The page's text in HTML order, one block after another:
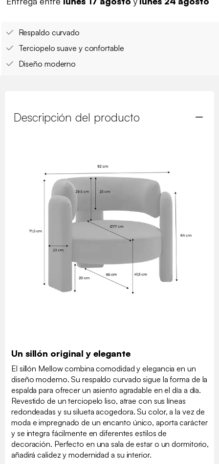
Respaldo curvado
Terciopelo suave y confortable
Diseño moderno
Descripción del producto
Un sillón original y elegante
El sillón Mellow combina comodidad y elegancia en un
diseño moderno. Su respaldo curvado sigue la forma de la
espalda para ofrecer un asiento agradable en el día a día.
Revestido de un terciopelo liso, atrae con sus líneas
redondeadas y su silueta acogedora. Su color, a la vez de
moda e impregnado de un encanto único, aporta carácter
y se integra fácilmente en diferentes estilos de
decoración. Perfecto en una sala de estar o un dormitorio,
añadirá calidez y modernidad a su interior.